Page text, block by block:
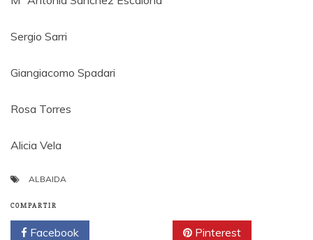
Sergio Sarri
Giangiacomo Spadari
Rosa Torres
Alicia Vela
ALBAIDA
COMPARTIR
Facebook Pinterest